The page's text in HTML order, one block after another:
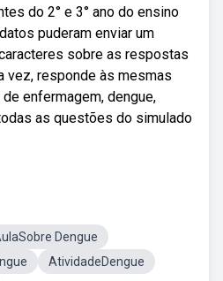
do 2° e 3° ano do ensino
puderam enviar um
sobre as respostas
vez, responde às mesmas
enfermagem, dengue,
as questões do simulado
Dengue
AtividadeDengue